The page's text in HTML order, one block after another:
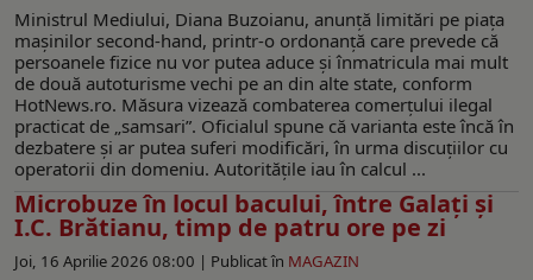
Ministrul Mediului, Diana Buzoianu, anunță limitări pe piața
mașinilor second-hand, printr-o ordonanță care prevede că
persoanele fizice nu vor putea aduce și înmatricula mai mult
de două autoturisme vechi pe an din alte state, conform
HotNews.ro. Măsura vizează combaterea comerțului ilegal
practicat de „samsari”. Oficialul spune că varianta este încă în
dezbatere și ar putea suferi modificări, în urma discuțiilor cu
operatorii din domeniu. Autoritățile iau în calcul ...
Microbuze în locul bacului, între Galați și
I.C. Brătianu, timp de patru ore pe zi
Joi, 16 Aprilie 2026 08:00 | Publicat în MAGAZIN